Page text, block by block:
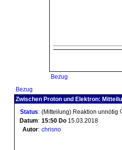
Bezug
Bezug
Zwischen Proton und Elektron:
Status: (Mitteilung) Reaktion unnötig
Datum: 15:50 Do 15.03.2018
Autor: chrisno